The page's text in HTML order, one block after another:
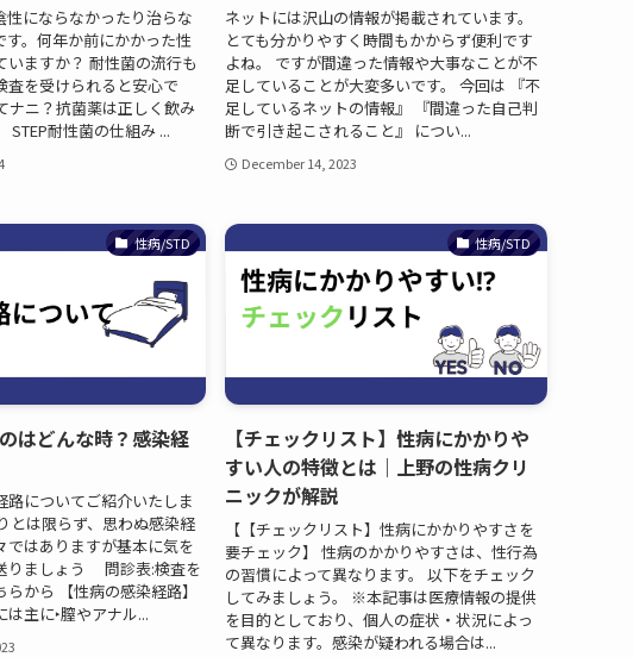
性にならなかったり治らな
す。何年か前にかかった性
いますか？ 耐性菌の流行も
査を受けられると安心で
ナニ？抗菌薬は正しく飲み
STEP耐性菌の仕組み ...
ネットには沢山の情報が掲載されています。
とても分かりやすく時間もかからず便利です
よね。 ですが間違った情報や大事なことが不
足していることが大変多いです。 今回は 『不
足しているネットの情報』 『間違った自己判
断で引き起こされること』 につい...
December 14, 2023
性病/STD
はどんな時？感染経
路についてご紹介いたしま
とは限らず、思わぬ感染経
ではありますが基本に気を
りましょう 問診表:検査を
から 【性病の感染経路】
主に‣膣やアナル...
性病/STD
【チェックリスト】性病にかかりや
すい人の特徴とは｜上野の性病クリ
ニックが解説
【【チェックリスト】性病にかかりやすさを
要チェック】 性病のかかりやすさは、性行為
の習慣によって異なります。 以下をチェック
してみましょう。 ※本記事は医療情報の提供
を目的としており、個人の症状・状況によっ
て異なります。感染が疑われる場合は...